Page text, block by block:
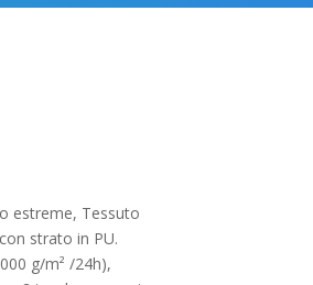
estreme, Tessuto
strato in PU.
g/m² /24h),